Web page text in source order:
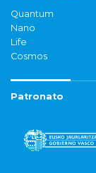
Quantum
Nano
Life
Cosmos
Patronato